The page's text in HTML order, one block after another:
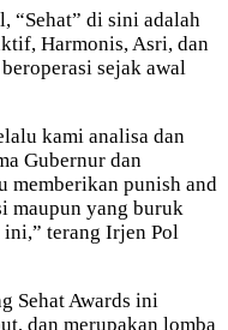
“Sehat” di sini adalah
Harmonis, Asri, dan
sejak awal
kami analisa dan
Gubernur dan
memberikan punish and
maupun yang buruk
ini,” terang Irjen Pol
Sehat Awards ini
dan merupakan lomba